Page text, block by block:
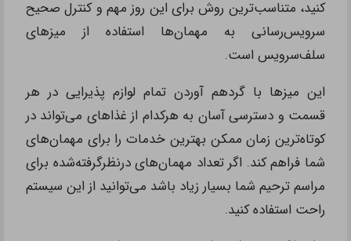
کنید، متناسب‌ترین روش برای این روز مهم و کنترل صحیح
سرویس‌رسانی به مهمان‌ها استفاده از میزهای
سلف‌سرویس است.
این میزها با گردهم آوردن تمام لوازم پذیرایی در هر
قسمت و دسترسی آسان به هرکدام از غذاهای می‌تواند در
کوتاه‌ترین زمان ممکن بهترین خدمات را برای مهمان‌های
شما فراهم کند. اگر تعداد مهمان‌های درنظرگرفته‌شده برای
مراسم ترحیم شما بسیار زیاد باشد می‌توانید از این سیستم
راحت استفاده کنید.